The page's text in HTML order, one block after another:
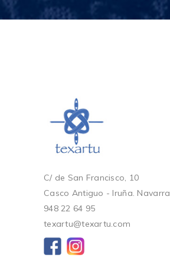
C/ de San Francisco, 10
Casco Antiguo - Iruña. Navarra
948 22 64 95
texartu@texartu.com